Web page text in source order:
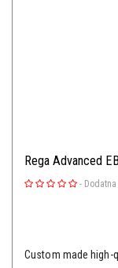
Rega Advanced
-
Custom made high-